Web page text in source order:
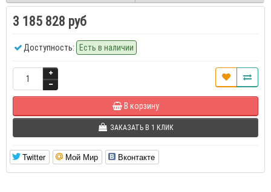
3 185 828 руб
Доступность: Есть в наличии
В корзину
ЗАКАЗАТЬ В 1 КЛИК
Twitter Мой Мир Вконтакте